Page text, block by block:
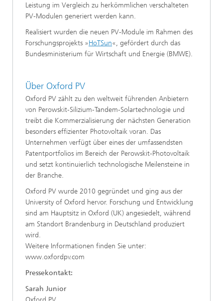
Leistung im Vergleich zu herkömmlichen verschalteten
PV-Modulen generiert werden kann.
Realisiert wurden die neuen PV-Module im Rahmen des
Forschungsprojekts »HoTSun«, gefördert durch das
Bundesministerium für Wirtschaft und Energie (BMWE).
Über Oxford PV
Oxford PV zählt zu den weltweit führenden Anbietern
von Perowskit‑Silizium‑Tandem‑Solartechnologie und
treibt die Kommerzialisierung der nächsten Generation
besonders effizienter Photovoltaik voran. Das
Unternehmen verfügt über eines der umfassendsten
Patentportfolios im Bereich der Perowskit‑Photovoltaik
und setzt kontinuierlich technologische Meilensteine in
der Branche.
Oxford PV wurde 2010 gegründet und ging aus der
University of Oxford hervor. Forschung und Entwicklung
sind am Hauptsitz in Oxford (UK) angesiedelt, während
am Standort Brandenburg in Deutschland produziert
wird.
Weitere Informationen finden Sie unter:
www.oxfordpv.com
Pressekontakt:
Sarah Junior